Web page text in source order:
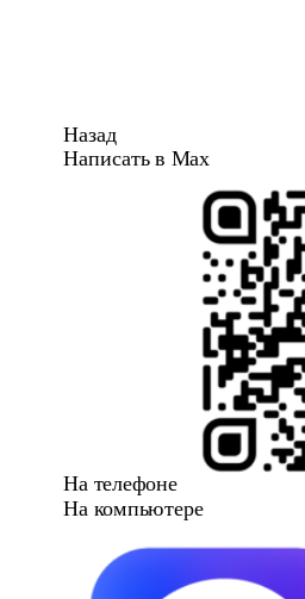
Назад
Написать в Max
На телефоне
На компьютере